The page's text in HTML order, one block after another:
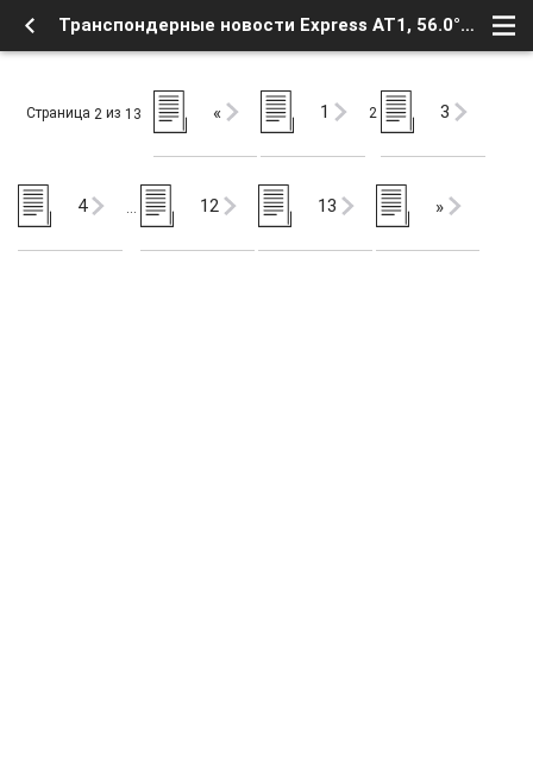
Транспондерные новости Express AT1, 56.0°E (2) - Новости телевидения - Транспондерные новости - Форум о Спутниковом Телевидении
Страница 2 из 13 « 1 2 3
4 … 12 13 »